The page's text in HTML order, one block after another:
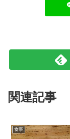
関連記事
食事